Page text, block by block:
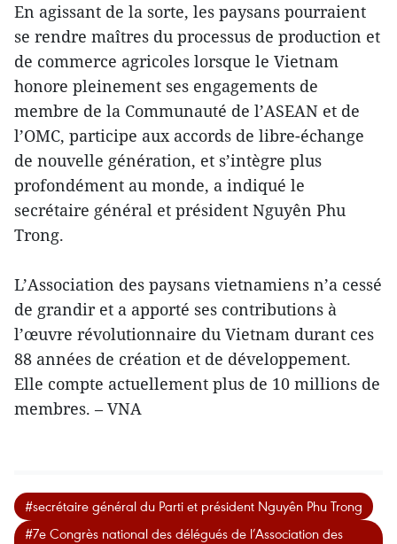
En agissant de la sorte, les paysans pourraient
se rendre maîtres du processus de production et
de commerce agricoles lorsque le Vietnam
honore pleinement ses engagements de
membre de la Communauté de l’ASEAN et de
l’OMC, participe aux accords de libre-échange
de nouvelle génération, et s’intègre plus
profondément au monde, a indiqué le
secrétaire général et président Nguyên Phu
Trong.
L’Association des paysans vietnamiens n’a cessé
de grandir et a apporté ses contributions à
l’œuvre révolutionnaire du Vietnam durant ces
88 années de création et de développement.
Elle compte actuellement plus de 10 millions de
membres. – VNA
#secrétaire général du Parti et président Nguyên Phu Trong
#7e Congrès national des délégués de l’Association des